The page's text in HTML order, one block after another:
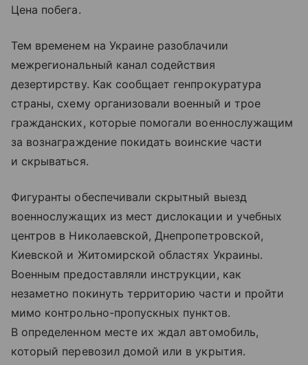
Цена побега.
Тем временем на Украине разоблачили
межрегиональный канал содействия
дезертирству. Как сообщает генпрокуратура
страны, схему организовали военный и трое
гражданских, которые помогали военнослужащим
за вознаграждение покидать воинские части
и скрываться.
Фигуранты обеспечивали скрытный выезд
военнослужащих из мест дислокации и учебных
центров в Николаевской, Днепропетровской,
Киевской и Житомирской областях Украины.
Военным предоставляли инструкции, как
незаметно покинуть территорию части и пройти
мимо контрольно-пропускных пунктов.
В определенном месте их ждал автомобиль,
который перевозил домой или в укрытия.